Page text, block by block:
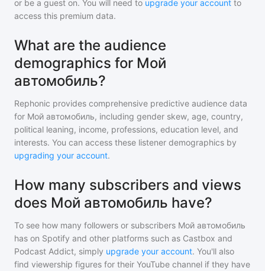
or be a guest on. You will need to upgrade your account to
access this premium data.
What are the audience
demographics for Мой
автомобиль?
Rephonic provides comprehensive predictive audience data
for Мой автомобиль, including gender skew, age, country,
political leaning, income, professions, education level, and
interests. You can access these listener demographics by
upgrading your account.
How many subscribers and views
does Мой автомобиль have?
To see how many followers or subscribers Мой автомобиль
has on Spotify and other platforms such as Castbox and
Podcast Addict, simply upgrade your account. You'll also
find viewership figures for their YouTube channel if they have